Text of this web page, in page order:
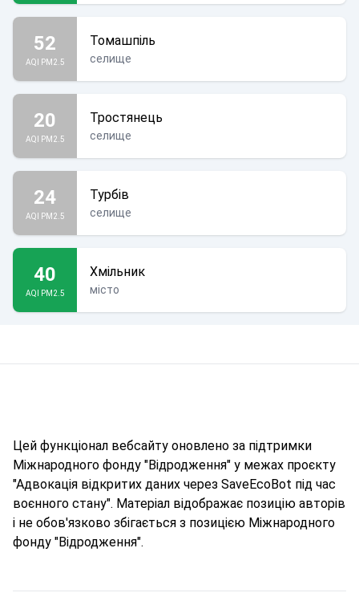
52
AQI PM2.5
Томашпіль
селище
20
AQI PM2.5
Тростянець
селище
24
AQI PM2.5
Турбів
селище
40
AQI PM2.5
Хмільник
місто
Цей функціонал вебсайту оновлено за підтримки
Міжнародного фонду "Відродження" у межах проєкту
"Адвокація відкритих даних через SaveEcoBot під час
воєнного стану". Матеріал відображає позицію авторів
і не обов'язково збігається з позицією Міжнародного
фонду "Відродження".